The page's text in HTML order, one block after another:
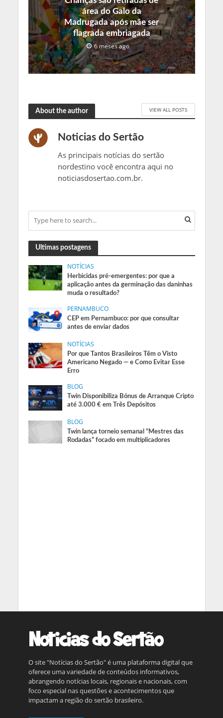
área do Galo da
Madrugada após mãe ser
flagrada embriagada
6 meses ago
About the author VIEW ALL POSTS
Noticias do Sertão
As principais notícias do sertão
nordestino você encontra aqui no
noticiasdosertao.com.br.
Ultimas postagens
NOTÍCIAS
Herbicidas pré-emergentes: por que a
aplicação antes da germinação das daninhas
muda o resultado?
PERNAMBUCO
CEP em Pernambuco: por que consultar
antes de enviar dados
NOTÍCIAS
Por que Tantos Brasileiros Têm o Visto
Americano Negado — e Como Evitar Esse
Erro
BLOG
Twin Disponibiliza Bónus de Arranque Cripto
até 3.000 € em Três Depósitos
BLOG
Twin lança torneio semanal “Mestres das
Rodadas” focado em multiplicadores
O site "Notícias do Sertão" é uma plataforma digital que
oferece uma variedade de conteúdos informativos,
abrangendo notícias locais, regionais e nacionais, com
foco especial nas questões e acontecimentos que
impactam a região do sertão brasileiro.